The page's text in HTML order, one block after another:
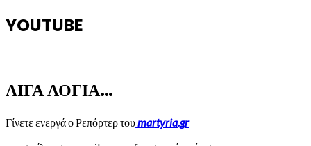
YOUTUBE
ΛΙΓΑ ΛΟΓΙΑ…
Γίνετε ενεργά ο Ρεπόρτερ τουmartyria.gr